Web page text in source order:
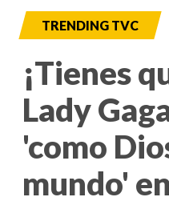
TRENDING TVC
¡Tienes
Lady
'como
mundo'